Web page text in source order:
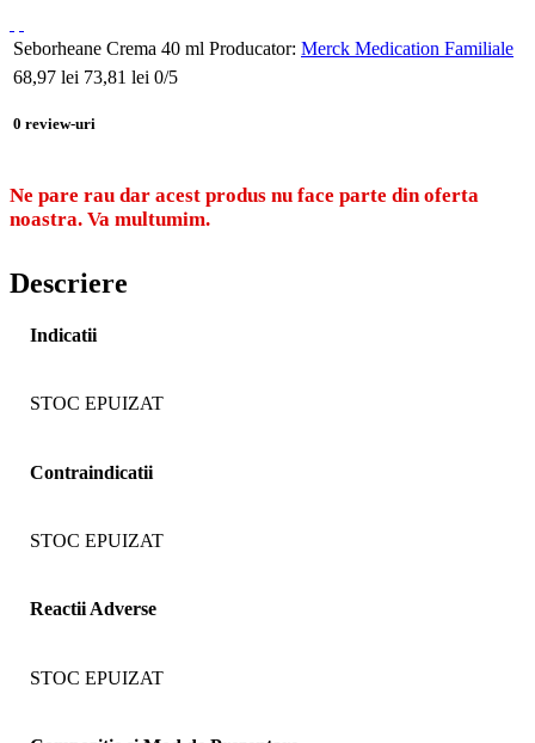
Seborheane Crema 40 ml Producator: Merck Medication Familiale
68,97 lei 73,81 lei 0/5
0 review-uri
Ne pare rau dar acest produs nu face parte din oferta
noastra. Va multumim.
Descriere
Indicatii
STOC EPUIZAT
Contraindicatii
STOC EPUIZAT
Reactii Adverse
STOC EPUIZAT